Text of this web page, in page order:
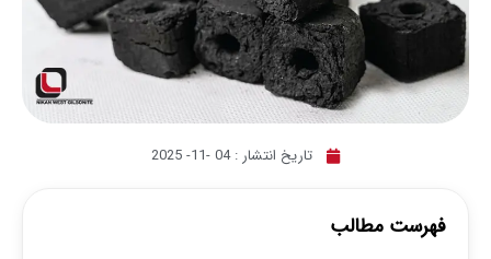
تاریخ انتشار :04 -11- 2025
فهرست مطالب